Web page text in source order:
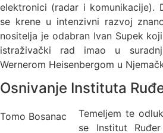
elektronici (radar i komunikacije).
se krene u intenzivni razvoj
nositelja je odabran Ivan Supek
istraživački rad imao u
Wernerom Heisenbergom u
Osnivanje Instituta
Tomo Bosanac
Temeljem te
se Institut